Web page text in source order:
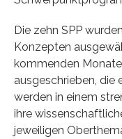
Die zehn SPP
Konzepten
kommenden
ausgeschrieben, die
werden in einem
ihre
jeweiligen